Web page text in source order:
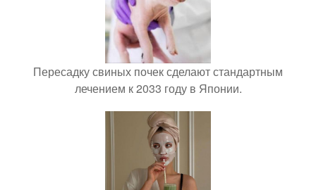
Пересадку свиных почек сделают стандартным
лечением к 2033 году в Японии.